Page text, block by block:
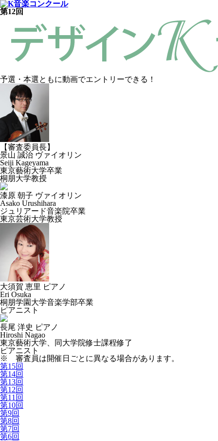
第12回
予選・本選ともに動画でエントリーできる！
【審査委員長】
景山 誠治 ヴァイオリン
Seiji Kageyama
東京藝術大学卒業
桐朋大学教授
漆原 朝子 ヴァイオリン
Asako Urushihara
ジュリアード音楽院卒業
東京芸術大学教授
大須賀 恵里 ピアノ
Eri Osuka
桐朋学園大学音楽学部卒業
ピアニスト
長尾 洋史 ピアノ
Hiroshi Nagao
東京藝術大学、同大学院修士課程修了
ピアニスト
※ 審査員は開催日ごとに異なる場合があります。
第15回
第14回
第13回
第12回
第11回
第10回
第9回
第8回
第7回
第6回